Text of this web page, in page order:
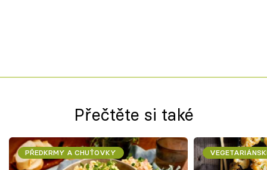
Přečtěte si také
PŘEDKRMY A CHUŤOVKY